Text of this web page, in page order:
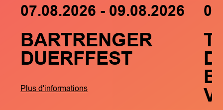
07.08.2026 - 09.08.2026
BARTRENGER
DUERFFEST
Plus d'informations